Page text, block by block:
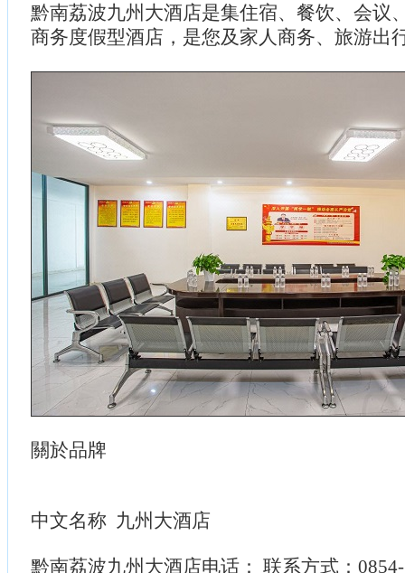
黔南荔波九州大酒店是集住宿、餐饮、会议
商务度假型酒店，是您及家人商务、旅游出
關於品牌
中文名称 九州大酒店
黔南荔波九州大酒店电话： 联系方式：